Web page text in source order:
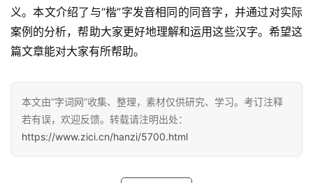
汉
义。本文介绍了与“楷”字发音相同的同音字，并通过对实际
案例的分析，帮助大家更好地理解和运用这些汉字。希望这
篇文章能对大家有所帮助。
本文由“字词网”收集、整理，素材仅供研究、学习。考订注释
若有误，欢迎反馈。转载请注明出处：
https://www.zici.cn/hanzi/5700.html